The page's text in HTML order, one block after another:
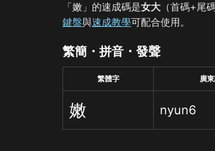
「嫩」的速成碼是女大 （首碼+尾
鍵盤與速成教學可配合使用。
繁簡・拼音・發聲
繁體字 廣
嫩 nyun6